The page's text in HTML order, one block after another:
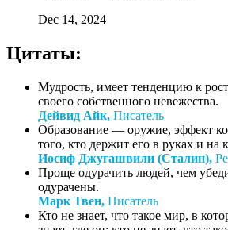
Dec 14, 2024
Цитаты:
Мудрость, имеет тенденцию к
своего собственного невежества.
Дейвид Айк, Писатель
Образование — оружие, эффект
того, кто держит его в руках и на
Иосиф Джугашвили (Сталин),
Проще одурачить людей, чем
одурачены.
Марк Твен, Писатель
Кто не знает, что такое мир, в